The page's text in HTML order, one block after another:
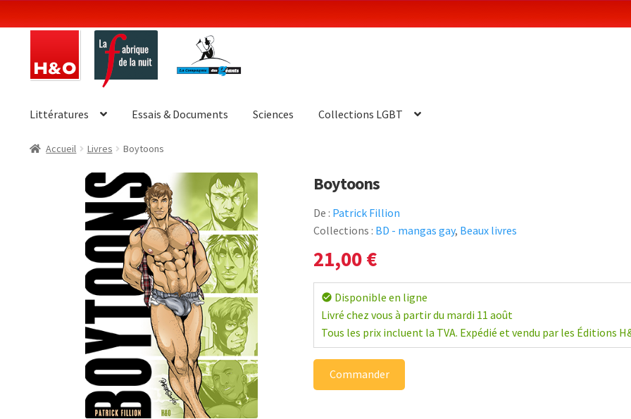
la
contenu
Littératures Essais & Documents Sciences Collections LGBT
Accueil Livres Boytoons
Boytoons
De : Patrick Fillion
Collections : BD - mangas gay, Beaux livres
21,00€
check_circle Disponible en ligne
Livré chez vous à partir du mardi 11 août
Tous les prix incluent la TVA. Expédié et vendu par les Éditions
Commander